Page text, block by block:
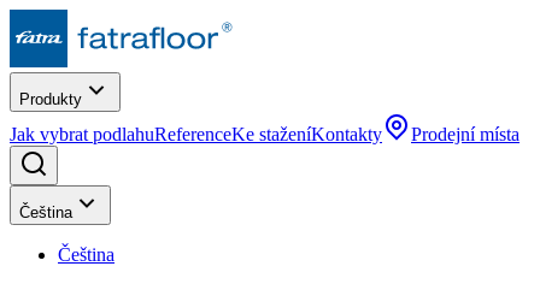
Produkty
Jak vybrat podlahuReferenceKe staženíKontakty Prodejní místa
Čeština
Čeština